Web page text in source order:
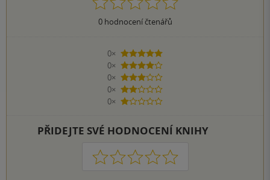
0hodnocení čtenářů
0×
5 hvězdiček
0×
4 hvězdičky
0×
3 hvězdičky
0×
2 hvězdičky
0×
1 hvezdička
PŘIDEJTE SVÉ HODNOCENÍ KNIHY
1 2 3 4 5